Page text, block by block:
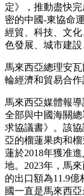
定》，推動盡快
密的中國-東協命
經貿、科技、文
色發展、城市建設
馬來西亞總理安
輪經濟和貿易合作
馬來西亞媒體報
全部與中國海關
求協議書》。該
亞的榴蓮果肉和
蓮於2018年獲准
地。2023年，馬
的出口額為11.9億
國一直是馬來西